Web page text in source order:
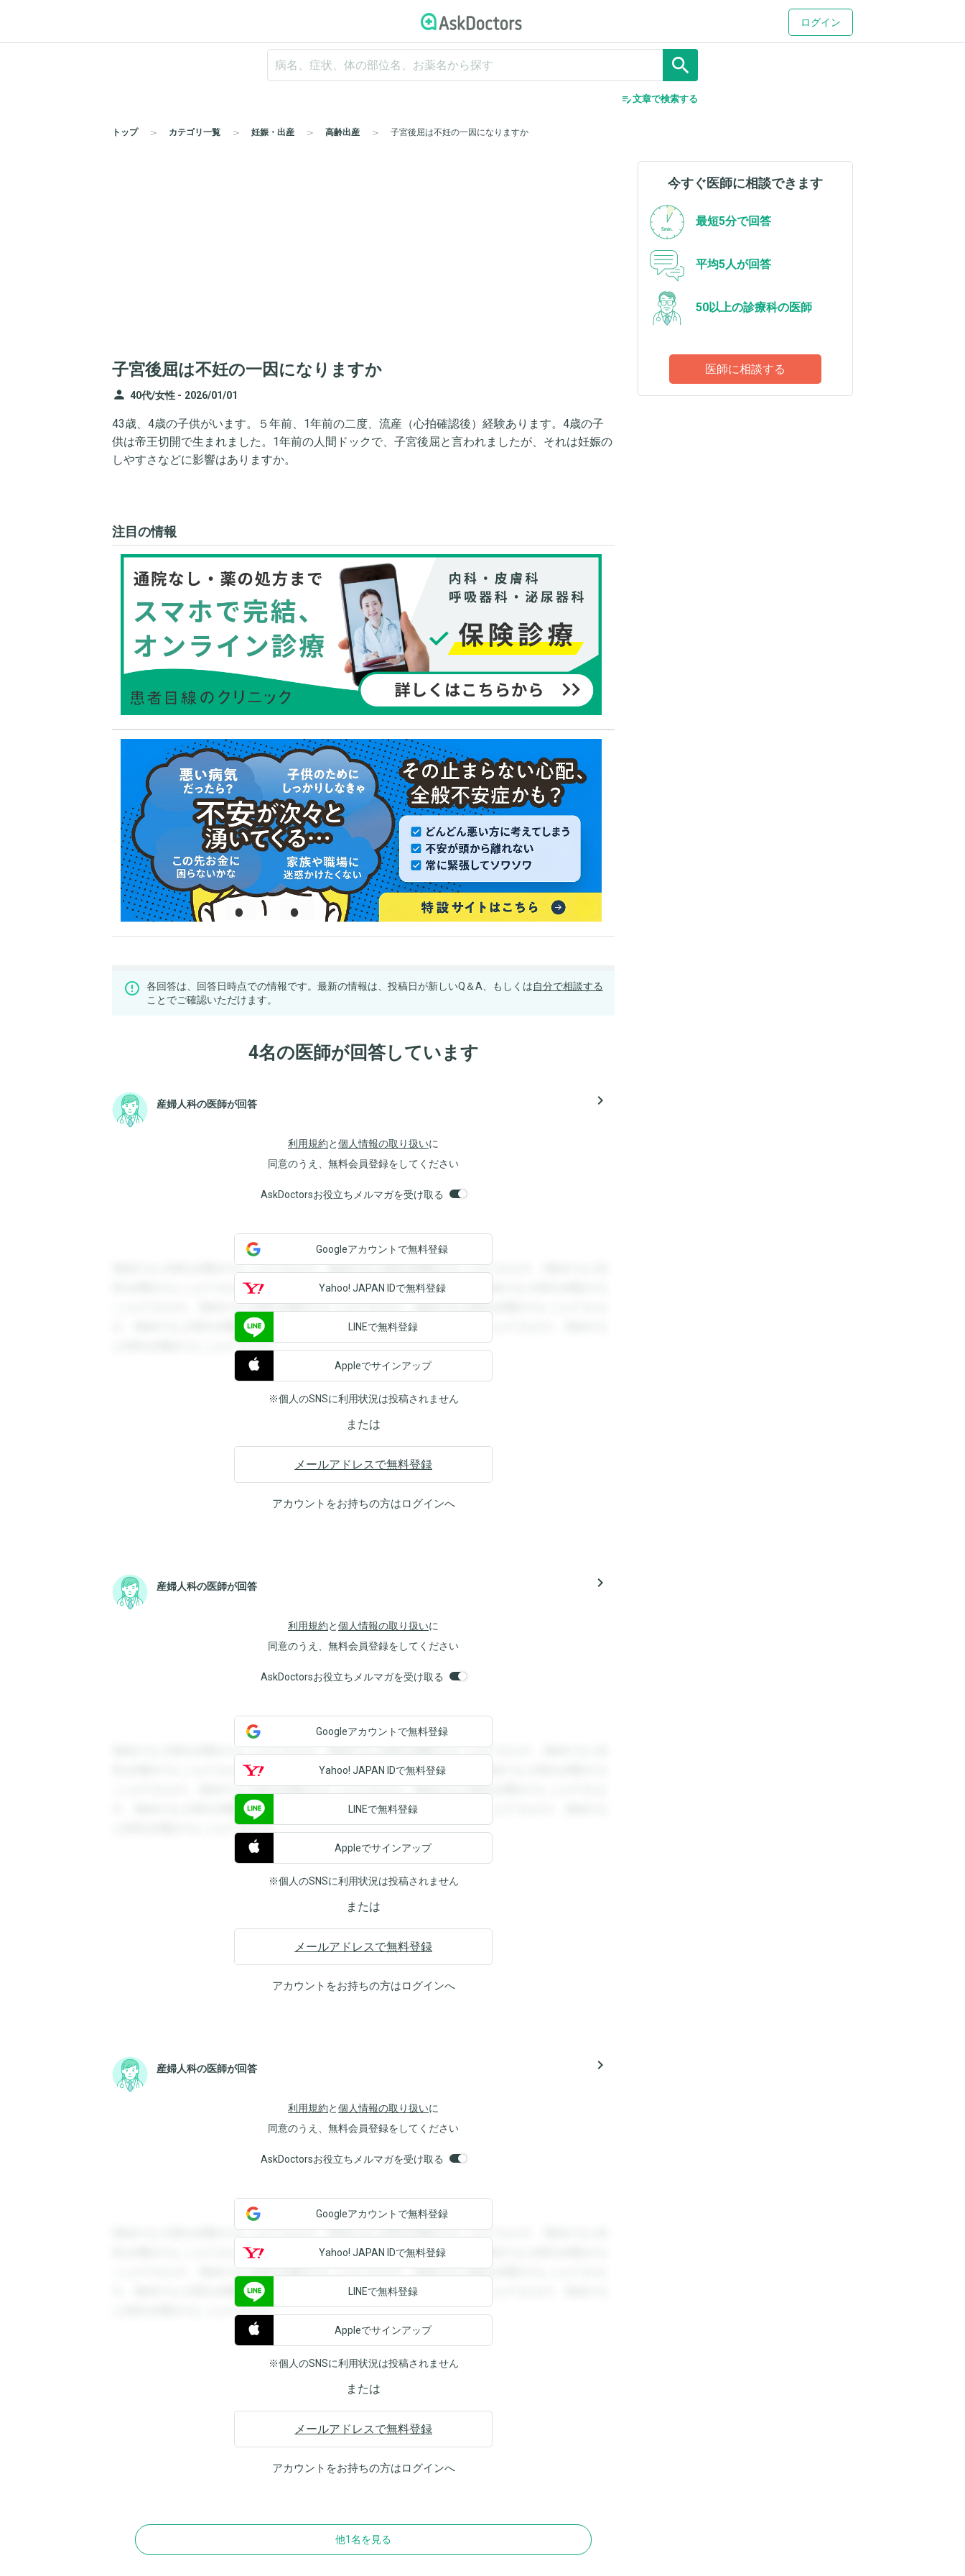
ログイン
search
edit_note文章で検索する
トップ カテゴリ一覧 妊娠・出産 高齢出産 子宮後屈は不妊の一因になりますか
子宮後屈は不妊の一因になりますか
person 40代/女性 - 2026/01/01
43歳、4歳の子供がいます。５年前、1年前の二度、流産（心拍確認後）経験あります。4歳の子
供は帝王切開で生まれました。1年前の人間ドックで、子宮後屈と言われましたが、それは妊娠の
しやすさなどに影響はありますか。
注目の情報
各回答は、回答日時点での情報です。最新の情報は、投稿日が新しいQ＆A、もしくは自分で相談する
ことでご確認いただけます。
4名の医師が回答しています
産婦人科の医師が回答 navigate_next
利用規約と個人情報の取り扱いに
同意のうえ、無料会員登録をしてください
AskDoctorsお役立ちメルマガを受け取る
登録すると回答を閲覧することができます。登録すると回答を閲覧することができます。登録すると回
答を閲覧することができます。登録すると回答を閲覧することができます。登録すると回答を閲覧する
ことができます。登録すると回答を閲覧することができます。登録すると回答を閲覧することができま
す。登録すると回答を閲覧することができます。登録すると回答を閲覧することができます。登録する
と回答を閲覧することができます。
Googleアカウントで無料登録
Yahoo! JAPAN IDで無料登録
LINEで無料登録
Appleでサインアップ
※個人のSNSに利用状況は投稿されません
または
メールアドレスで無料登録
アカウントをお持ちの方はログインへ
産婦人科の医師が回答 navigate_next
利用規約と個人情報の取り扱いに
同意のうえ、無料会員登録をしてください
AskDoctorsお役立ちメルマガを受け取る
登録すると回答を閲覧することができます。登録すると回答を閲覧することができます。登録すると回
答を閲覧することができます。登録すると回答を閲覧することができます。登録すると回答を閲覧する
ことができます。登録すると回答を閲覧することができます。登録すると回答を閲覧することができま
す。登録すると回答を閲覧することができます。登録すると回答を閲覧することができます。登録する
と回答を閲覧することができます。
Googleアカウントで無料登録
Yahoo! JAPAN IDで無料登録
LINEで無料登録
Appleでサインアップ
※個人のSNSに利用状況は投稿されません
または
メールアドレスで無料登録
アカウントをお持ちの方はログインへ
産婦人科の医師が回答 navigate_next
利用規約と個人情報の取り扱いに
同意のうえ、無料会員登録をしてください
AskDoctorsお役立ちメルマガを受け取る
登録すると回答を閲覧することができます。登録すると回答を閲覧することができます。登録すると回
答を閲覧することができます。登録すると回答を閲覧することができます。登録すると回答を閲覧する
ことができます。登録すると回答を閲覧することができます。登録すると回答を閲覧することができま
す。登録すると回答を閲覧することができます。登録すると回答を閲覧することができます。登録する
と回答を閲覧することができます。
Googleアカウントで無料登録
Yahoo! JAPAN IDで無料登録
LINEで無料登録
Appleでサインアップ
※個人のSNSに利用状況は投稿されません
または
メールアドレスで無料登録
アカウントをお持ちの方はログインへ
他1名を見る
今すぐ医師に相談できます
最短5分で回答
平均5人が回答
50以上の診療科の医師
医師に相談する